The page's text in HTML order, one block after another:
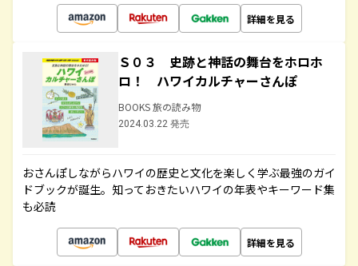
詳細を見る
Ｓ０３ 史跡と神話の舞台をホロホ
ロ！ ハワイカルチャーさんぽ
BOOKS 旅の読み物
2024.03.22 発売
おさんぽしながらハワイの歴史と文化を楽しく学ぶ最強のガイ
ドブックが誕生。知っておきたいハワイの年表やキーワード集
も必読
詳細を見る